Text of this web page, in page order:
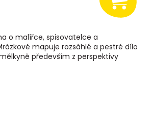
o malířce, spisovatelce a
mapuje rozsáhlé a pestré dílo
především z perspektivy